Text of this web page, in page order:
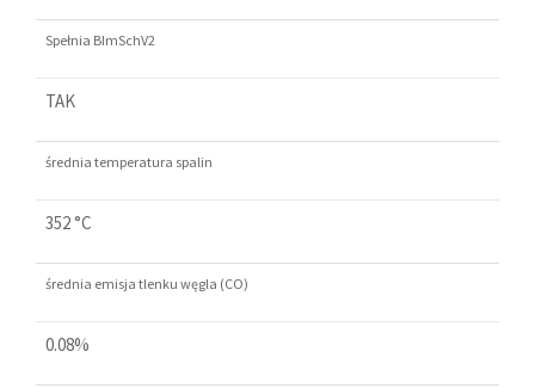
Spełnia BImSchV2
TAK
średnia temperatura spalin
352 °C
średnia emisja tlenku węgla (CO)
0.08%